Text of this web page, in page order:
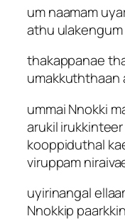
um naamam
athu
thakappanae
umakkuththaan
ummai Nnokki
arukil
kooppiduthal
viruppam
uyirinangal
Nnokkip